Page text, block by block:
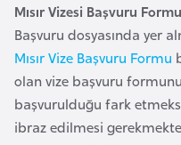
Mısır Vizesi Başvuru Formu
Başvuru dosyasında yer
Mısır Vize Başvuru Formu
olan vize başvuru
başvurulduğu fark
ibraz edilmesi
k
r
a
t
i
k